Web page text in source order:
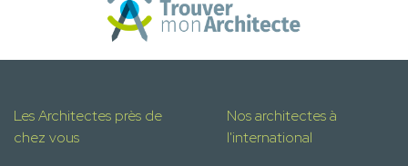
Les Architectes près de
chez vous
Nos architectes à
l'international